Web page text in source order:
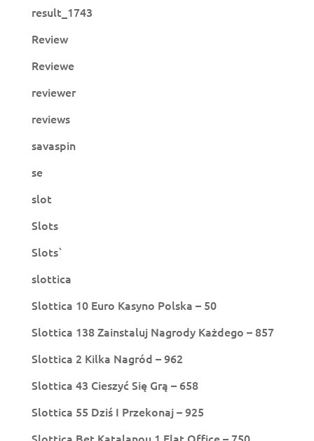
result_1743
Review
Reviewe
reviewer
reviews
savaspin
se
slot
Slots
Slots`
slottica
Slottica 10 Euro Kasyno Polska – 50
Slottica 138 Zainstaluj Nagrody Każdego – 857
Slottica 2 Kilka Nagród – 962
Slottica 43 Cieszyć Się Grą – 658
Slottica 55 Dziś I Przekonaj – 925